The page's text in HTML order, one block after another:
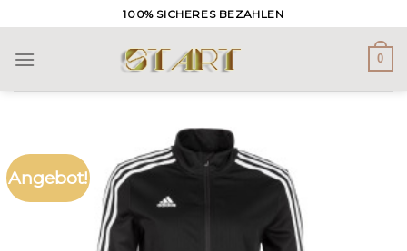
to
content
100% SICHERES BEZAHLEN
0
Angebot!